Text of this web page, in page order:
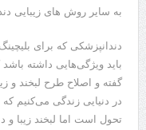
به سایر روش های زیبایی
دندانپزشکی که برای
باید ویژگی‌هایی داشته باشد
گفته و اصلاح طرح لبخند و
در دنیایی زندگی می‌کنیم
تحول است اما لبخند زیبا و